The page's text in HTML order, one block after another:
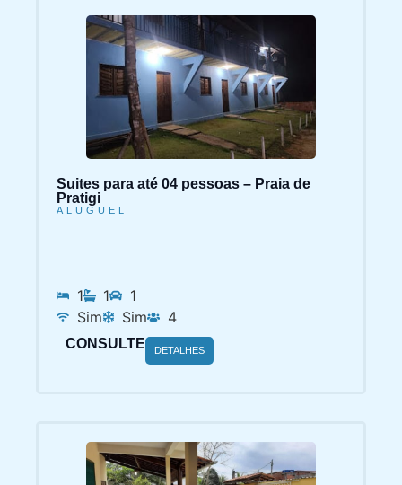
Suites para até 04 pessoas – Praia de
Pratigi
ALUGUEL
1 1
1
Sim
Sim 4
CONSULTE DETALHES